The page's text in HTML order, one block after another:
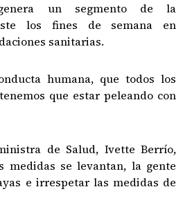
un segmento de la
los fines de semana en
sanitarias.
humana, que todos los
que estar peleando con
de Salud, Ivette Berrío,
medidas se levantan, la gente
e irrespetar las medidas de